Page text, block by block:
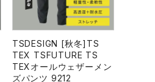
TSDESIGN [秋冬]TS
TEX TSFUTURE TS
TEXオールウェザーメン
ズパンツ 9212